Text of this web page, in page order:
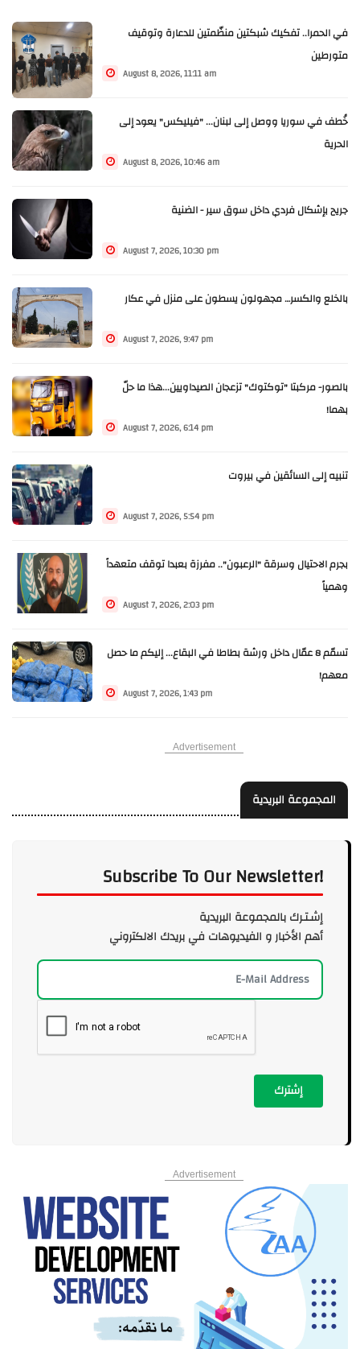
في الحمرا.. تفكيك شبكتين منظّمتين للدعارة وتوقيف
متورطين
August 8, 2026, 11:11 am
خُطف في سوريا ووصل إلى لبنان... "فيليكس" يعود إلى
الحرية
August 8, 2026, 10:46 am
جريح بإشكال فردي داخل سوق سير - الضنية
August 7, 2026, 10:30 pm
بالخلع والكسر… مجهولون يسطون على منزل في عكار
August 7, 2026, 9:47 pm
بالصور- مركبتا "توكتوك" تزعجان الصيداويين...هذا ما حلّ
بهما!
August 7, 2026, 6:14 pm
تنبيه إلى السائقين في بيروت
August 7, 2026, 5:54 pm
بجرم الاحتيال وسرقة "الرعبون".. مفرزة بعبدا توقف متعهداً
وهمياً
August 7, 2026, 2:03 pm
تسمّم 8 عمّال داخل ورشة بطاطا في البقاع... إليكم ما حصل
معهم!
August 7, 2026, 1:43 pm
Advertisement
المجموعة البريدية
Subscribe To Our Newsletter!
إشـتـرك بالمجموعة البريدية
أهم الأخبار و الفيديوهات في بريدك الالكتروني
إشترك
Advertisement